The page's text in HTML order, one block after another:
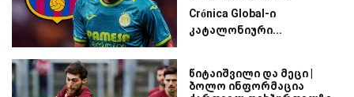
Crónica Global-ი
კატალონიური...
წიტაიშვილი და მეცი |
ბოლო ინფორმაცია